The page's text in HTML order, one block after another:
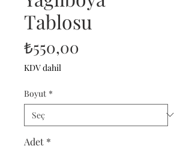
Tablosu
₺550,00
KDV dahil
Boyut *
Adet *